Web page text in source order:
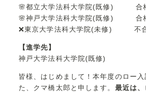
🌸都立大学法科大学院(既修) 合
🌸神戸大学法科大学院(既修) 合
❌東京大学法科大学院(未修) 不
【進学先】
神戸大学法科大学院(既修)
皆様、はじめまして！本年度のロー
た、クマ橋太郎と申します。 最近は